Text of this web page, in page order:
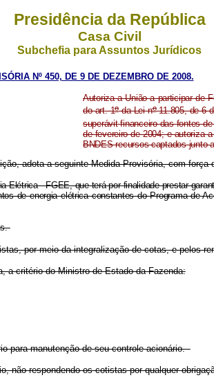
Presidência da República
Casa Civil
Subchefia para Assuntos Jurídicos
Nº 450, DE 9 DE DEZEMBRO DE 2008.
Autoriza a União a participar de
do art. 1oda Lei no11.805, de 6
superávit financeiro das fontes
de fevereiro de 2004; e autoriza
BNDES recursos captados junto
adota a seguinte Medida Provisória, com força
- FGEE, que terá por finalidade prestar
de energia elétrica constantes do Programa de
por meio da integralização de cotas, e pelos
a critério do Ministro de Estado da Fazenda:
para manutenção de seu controle acionário.
respondendo os cotistas por qualquer